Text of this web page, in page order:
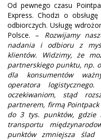
Od pewnego czasu
Express. Chodzi o
odbiorczych. Usługę
Polsce. – Rozwijamy
nadania i odbioru z
klientów. Widzimy, że
partnerskiego punktu, np.
dla konsumentów
operatora
oczekiwaniom, stąd
partnerem, firmą
do 3 tys. punktów, gdzie
transportu
punktów zmniejsza ślad